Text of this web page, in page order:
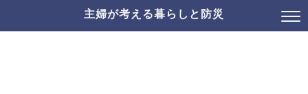
主婦が考える暮らしと防災